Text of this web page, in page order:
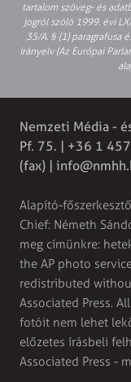
tartalom szöveg- és
jogról szóló 1999. évi
35/A. § (1) paragrafusa
irányelv (Az Európai
Nemzeti Média -
Pf. 75. | +36 1
(fax) |
Alapító-
Chief: Németh
meg címünkre:
the AP photo
redistributed
Associated Press.
fotóit nem lehet
előzetes írásbeli
Associated Press -